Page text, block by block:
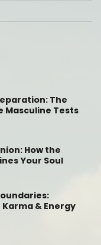
The
Masculine Tests
How the
Your Soul
& Energy